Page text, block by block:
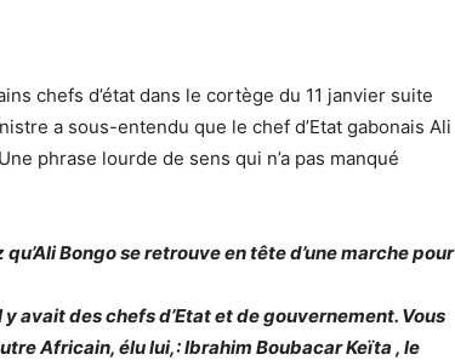
chefs d’état dans le cortège du 11 janvier suite
a sous-entendu que le chef d’Etat gabonais Ali
phrase lourde de sens qui n’a pas manqué
Bongo se retrouve en tête d’une marche pour
avait des chefs d’Etat et de gouvernement. Vous
Africain, élu lui,: Ibrahim Boubacar Keïta , le